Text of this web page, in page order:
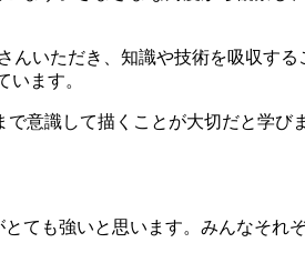
いただき、知識や技術を吸収す
ます。
意識して描くことが大切だと学
ても強いと思います。みんなそれ